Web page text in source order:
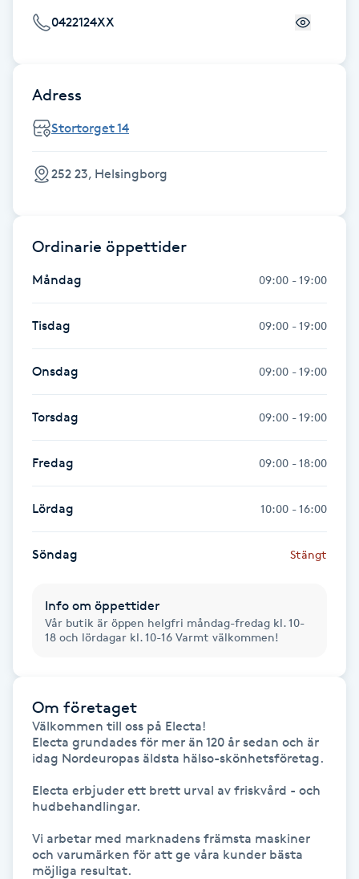
Face framing
Faceliftmassage
Fet hårbotten
Fibromassage
Fillers
Fotmassage
Fotsvamp
Fotvård
Fransar
Fransborttagning
Fransfärgning
Fransförlängning
Fransförlängning Megavolym
Fransk manikyr
Friskvård
0422124XX
Adress
Stortorget 14
252 23, Helsingborg
Ordinarie öppettider
Måndag 09:00 - 19:00
Tisdag 09:00 - 19:00
Onsdag 09:00 - 19:00
Torsdag 09:00 - 19:00
Fredag 09:00 - 18:00
Lördag 10:00 - 16:00
Söndag Stängt
Info om öppettider
Vår butik är öppen helgfri måndag-fredag kl. 10-
18 och lördagar kl. 10-16 Varmt välkommen!
Om företaget
Välkommen till oss på Electa!
Electa grundades för mer än 120 år sedan och är
idag Nordeuropas äldsta hälso-skönhetsföretag.
Electa erbjuder ett brett urval av friskvård - och
hudbehandlingar.
Vi arbetar med marknadens främsta maskiner
och varumärken för att ge våra kunder bästa
möjliga resultat.